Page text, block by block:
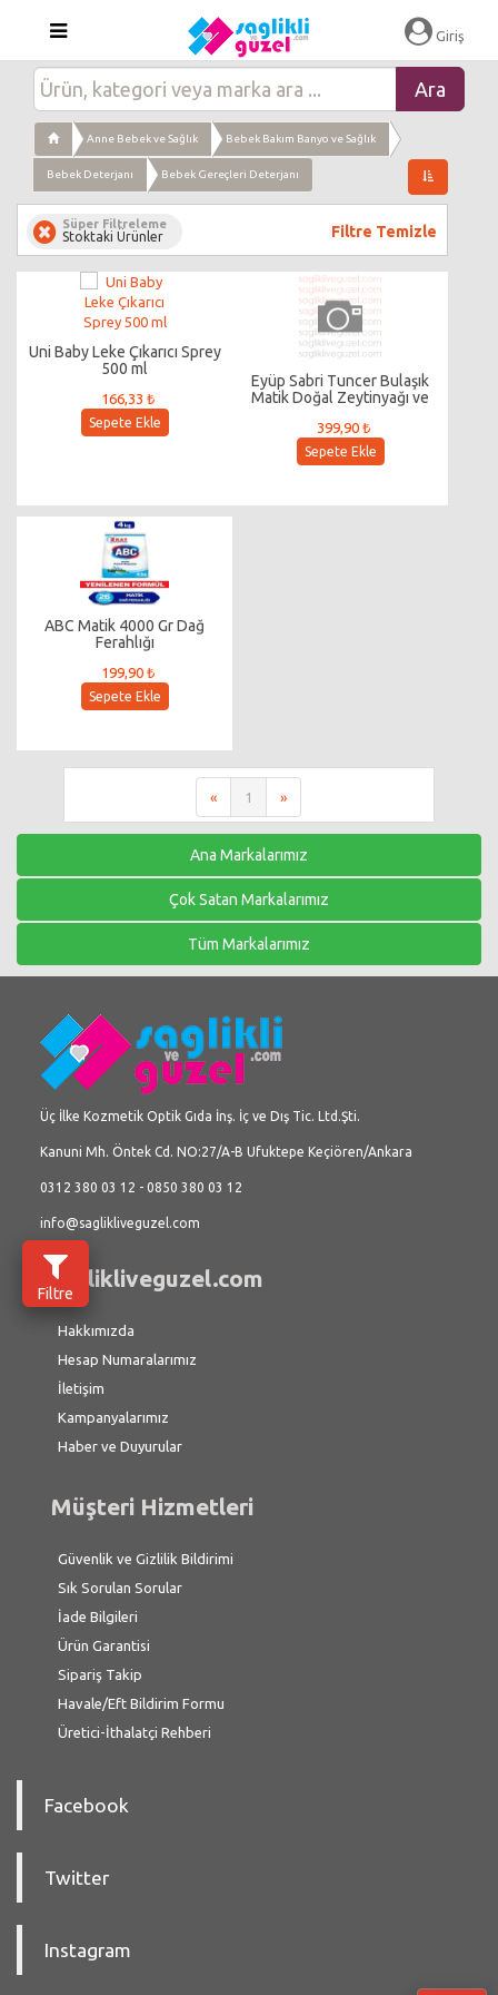
Giriş
Anne Bebek ve Sağlık Bebek Bakım Banyo ve Sağlık
Bebek Deterjanı Bebek Gereçleri Deterjanı
Süper Filtreleme
Stoktaki Ürünler Filtre Temizle
Uni Baby Leke Çıkarıcı Sprey
500 ml
166,33 ₺
Sepete Ekle
Eyüp Sabri Tuncer Bulaşık
Matik Doğal Zeytinyağı ve
Bulaşık Yıkama Sıvısı 1,45 lt 50
Yıkama
399,90 ₺
Sepete Ekle
ABC Matik 4000 Gr Dağ
Ferahlığı
199,90 ₺
Sepete Ekle
« 1 »
Filtre
Ana Markalarımız
Çok Satan Markalarımız
Tüm Markalarımız
Üç İlke Kozmetik Optik Gıda İnş. İç ve Dış Tic. Ltd.Şti.
Kanuni Mh. Öntek Cd. NO:27/A-B Ufuktepe Keçiören/Ankara
0312 380 03 12 - 0850 380 03 12
info@saglikliveguzel.com
saglikliveguzel.com
Hakkımızda
Hesap Numaralarımız
İletişim
Kampanyalarımız
Haber ve Duyurular
Müşteri Hizmetleri
Güvenlik ve Gizlilik Bildirimi
Sık Sorulan Sorular
İade Bilgileri
Ürün Garantisi
Sipariş Takip
Havale/Eft Bildirim Formu
Üretici-İthalatçi Rehberi
Facebook
Twitter
Instagram